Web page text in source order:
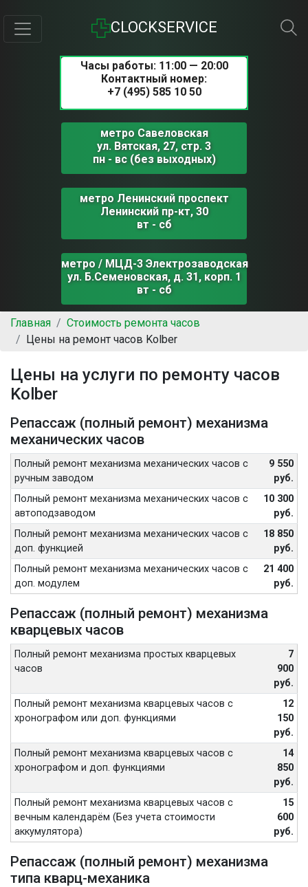
CLOCKSERVICE
Часы работы: 11:00 — 20:00
Контактный номер:
+7 (495) 585 10 50
метро Савеловская
ул. Вятская, 27, стр. 3
пн - вс (без выходных)
метро Ленинский проспект
Ленинский пр-кт, 30
вт - сб
метро / МЦД-3 Электрозаводская
ул. Б.Семеновская, д. 31, корп. 1
вт - сб
Главная
Стоимость ремонта часов
Цены на ремонт часов Kolber
Цены на услуги по ремонту часов
Kolber
Репассаж (полный ремонт) механизма
механических часов
Полный ремонт механизма механических часов с
ручным заводом
9 550
руб.
Полный ремонт механизма механических часов с
автоподзаводом
10 300
руб.
Полный ремонт механизма механических часов с
доп. функцией
18 850
руб.
Полный ремонт механизма механических часов с
доп. модулем
21 400
руб.
Репассаж (полный ремонт) механизма
кварцевых часов
Полный ремонт механизма простых кварцевых
часов
7
900
руб.
Полный ремонт механизма кварцевых часов с
хронографом или доп. функциями
12
150
руб.
Полный ремонт механизма кварцевых часов с
хронографом и доп. функциями
14
850
руб.
Полный ремонт механизма кварцевых часов с
вечным календарём (Без учета стоимости
аккумулятора)
15
600
руб.
Репассаж (полный ремонт) механизма
типа кварц-механика